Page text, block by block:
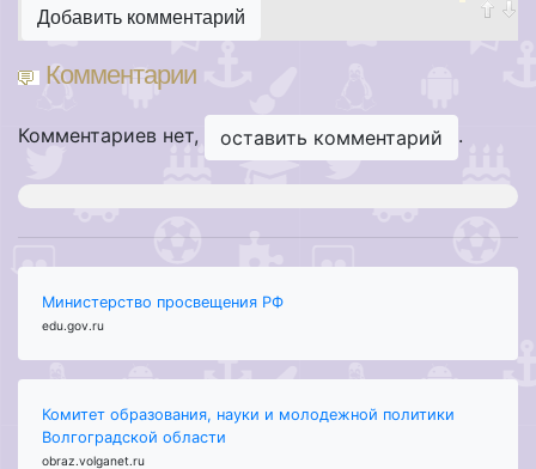
Добавить комментарий
Комментарии
Комментариев нет, оставить комментарий .
Министерство просвещения РФ
edu.gov.ru
Комитет образования, науки и молодежной политики
Волгоградской области
obraz.volganet.ru